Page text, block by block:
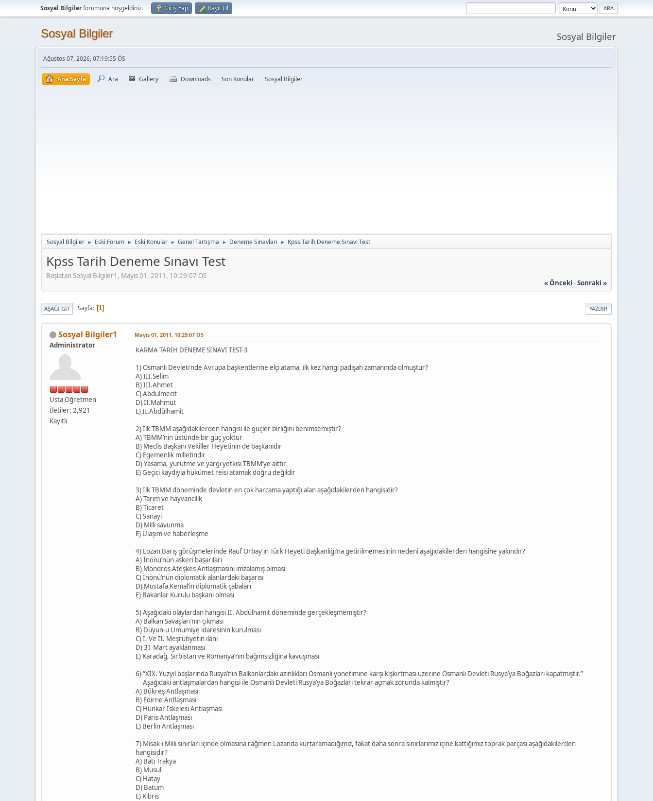
Sosyal Bilgilerforumuna hoşgeldiniz. Giriş Yap Kayıt Ol
Sosyal Bilgiler Sosyal Bilgiler
Ağustos 07, 2026, 07:19:55 ÖS
Ana Sayfa Ara Gallery Downloads Son Konular Sosyal Bilgiler
Sosyal Bilgiler ► Eski Forum ► Eski Konular ► Genel Tartışma ► Deneme Sınavları ► Kpss Tarih Deneme Sınavı Test
Kpss Tarih Deneme Sınavı Test
Başlatan Sosyal Bilgiler1, Mayıs 01, 2011, 10:29:07 ÖS
« Önceki -Sonraki »
YAZDIR
AŞAĞI GIT Sayfa 1
Sosyal Bilgiler1
Administrator
Usta Öğretmen
İletiler: 2,921
Kayıtlı
Mayıs 01, 2011, 10:29:07 ÖS
KARMA TARİH DENEME SINAVI TEST-3
1) Osmanlı Devleti’nde Avrupa başkentlerine elçi atama, ilk kez hangi padişah zamanında olmuştur?
A) III.Selim
B) III.Ahmet
C) Abdülmecit
D) II.Mahmut
E) II.Abdülhamit
2) İlk TBMM aşağıdakilerden hangisi ile güçler birliğini benimsemiştir?
A) TBMM’nin üstünde bir güç yoktur
B) Meclis Başkanı Vekiller Heyetinin de başkanıdır
C) Egemenlik milletindir
D) Yasama, yürütme ve yargı yetkisi TBMM’ye aittir
E) Geçici kaydıyla hükümet reisi atamak doğru değildir
3) İlk TBMM döneminde devletin en çok harcama yaptığı alan aşağıdakilerden hangisidir?
A) Tarım ve hayvancılık
B) Ticaret
C) Sanayi
D) Milli savunma
E) Ulaşım ve haberleşme
4) Lozan Barış görüşmelerinde Rauf Orbay’ın Türk Heyeti Başkanlığı’na getirilmemesinin nedeni aşağıdakilerden hangisine yakındır?
A) İnönü’nün askeri başarıları
B) Mondros Ateşkes Antlaşmasını imzalamış olması
C) İnönü’nün diplomatik alanlardaki başarısı
D) Mustafa Kemal’in diplomatik çabaları
E) Bakanlar Kurulu başkanı olması
5) Aşağıdaki olaylardan hangisi II. Abdülhamit döneminde gerçekleşmemiştir?
A) Balkan Savaşları’nın çıkması
B) Düyun-u Umumiye idaresinin kurulması
C) I. Ve II. Meşrutiyetin ilanı
D) 31 Mart ayaklanması
E) Karadağ, Sırbistan ve Romanya’nın bağımsızlığına kavuşması
6) “XIX. Yüzyıl başlarında Rusya’nın Balkanlardaki azınlıkları Osmanlı yönetimine karşı kışkırtması üzerine Osmanlı Devleti Rusya’ya Boğazları kapatmıştır.”
Aşağıdaki antlaşmalardan hangisi ile Osmanlı Devleti Rusya’ya Boğazları tekrar açmak zorunda kalmıştır?
A) Bükreş Antlaşması
B) Edirne Antlaşması
C) Hünkar İskelesi Antlaşması
D) Paris Antlaşması
E) Berlin Antlaşması
7) Misak-ı Milli sınırları içinde olmasına rağmen Lozanda kurtaramadığımız, fakat daha sonra sınırlarımız içine kattığımız toprak parçası aşağıdakilerden
hangisidir?
A) Batı Trakya
B) Musul
C) Hatay
D) Batum
E) Kıbrıs